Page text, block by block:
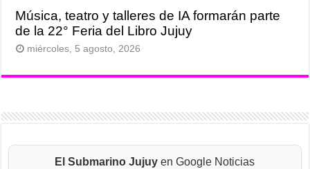
Música, teatro y talleres de IA formarán parte
de la 22° Feria del Libro Jujuy
miércoles, 5 agosto, 2026
El Submarino Jujuy en Google Noticias